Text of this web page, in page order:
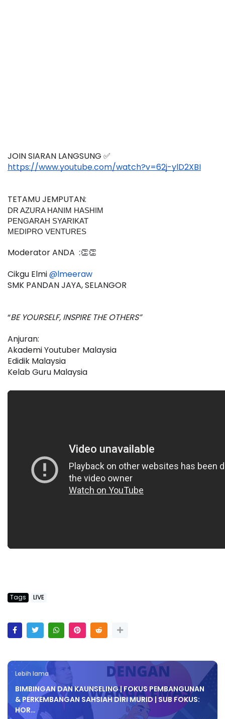
JOIN SIARAN LANGSUNG ✅
https://www.youtube.com/watch?v=62j-ylD2XBI
TETAMU JEMPUTAN:
DR AZURA HANIM HASHIM
PENGARAH SYARIKAT
MEDIPRO VENTURES
Moderator ANDA  :👏👏
Cikgu Elmi @lmeeraw
SMK PANDAN JAYA, SELANGOR
“BE YOURSELF, INSPIRE THE OTHERS”
Anjuran:
Akademi Youtuber Malaysia
Edidik Malaysia
Kelab Guru Malaysia
Tags LIVE
Lebih lama
BIMBINGAN DAN KAUNSELING | FOKUS PEMBANGUNAN
& PERKEMBANGAN SAHSIAH DIRI MURID | SUB FOKUS:
HOR…